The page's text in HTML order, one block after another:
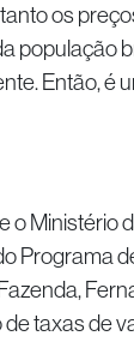
os
população
Então, é
o Ministério
Programa
taxas de